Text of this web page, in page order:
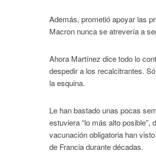
Además, prometió apoyar las
Macron nunca se atrevería a
Ahora Martínez dice todo lo
despedir a los recalcitrantes.
la esquina.
Le han bastado unas pocas
estuviera “lo más alto
vacunación obligatoria han
de Francia durante décadas.